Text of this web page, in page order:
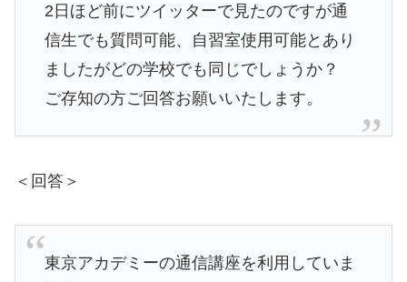
2日ほど前にツイッターで見たのですが通
信生でも質問可能、自習室使用可能とあり
ましたがどの学校でも同じでしょうか？
ご存知の方ご回答お願いいたします。
＜回答＞
東京アカデミーの通信講座を利用していま